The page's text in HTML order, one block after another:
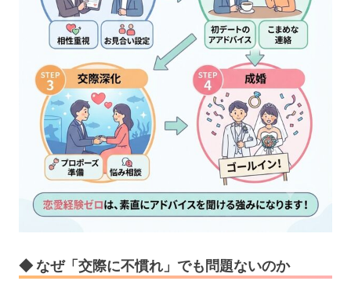
◆ なぜ「交際に不慣れ」でも問題ないのか